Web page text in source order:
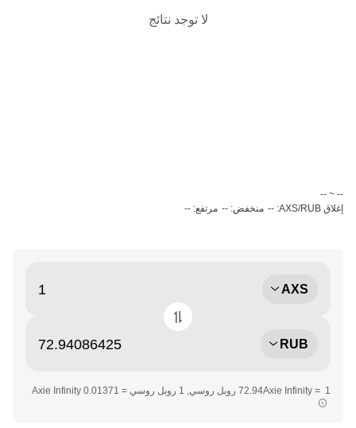
لا توجد نتائج
‏-- ~ ‎--‏
إغلاق AXS/RUB: --
منخفض: -- مرتفع: --
AXS
RUB